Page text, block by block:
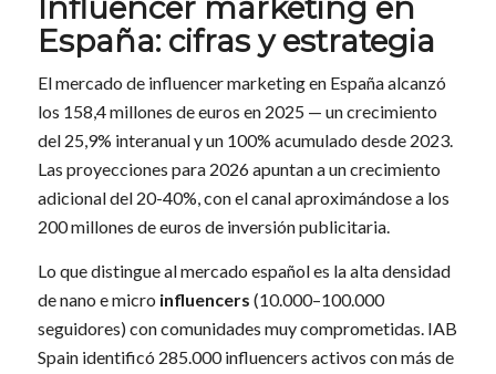
Influencer marketing en
España: cifras y estrategia
El mercado de influencer marketing en España alcanzó
los 158,4 millones de euros en 2025 — un crecimiento
del 25,9% interanual y un 100% acumulado desde 2023.
Las proyecciones para 2026 apuntan a un crecimiento
adicional del 20-40%, con el canal aproximándose a los
200 millones de euros de inversión publicitaria.
Lo que distingue al mercado español es la alta densidad
de nano e micro influencers (10.000–100.000
seguidores) con comunidades muy comprometidas. IAB
Spain identificó 285.000 influencers activos con más de